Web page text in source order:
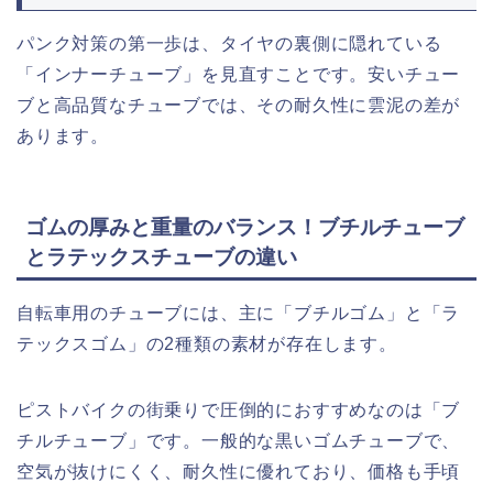
パンク対策の第一歩は、タイヤの裏側に隠れている
「インナーチューブ」を見直すことです。安いチュー
ブと高品質なチューブでは、その耐久性に雲泥の差が
あります。
ゴムの厚みと重量のバランス！ブチルチューブ
とラテックスチューブの違い
自転車用のチューブには、主に「ブチルゴム」と「ラ
テックスゴム」の2種類の素材が存在します。
ピストバイクの街乗りで圧倒的におすすめなのは「ブ
チルチューブ」です。一般的な黒いゴムチューブで、
空気が抜けにくく、耐久性に優れており、価格も手頃